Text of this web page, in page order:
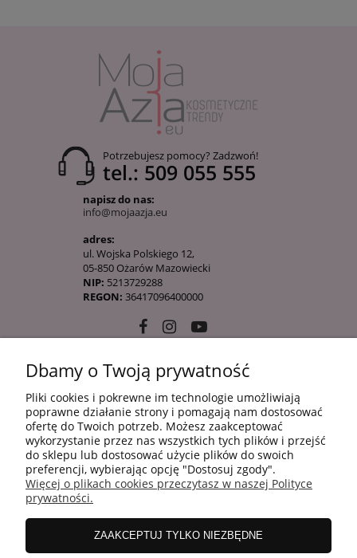
Potrzebujesz pomocy? Zadzwoń!
tel.: 509 055 555
napisz do nas:
info@mojaazja.eu
adres:
ul. Wojska Polskiego 12,
05-850 Ożarów Mazowiecki
NIP: 5213729288
REGON: 36417096400000
10 KROKÓW KOREAŃSKIEJ PIELĘGANCJI
INFORMACJE
ZAKUPY
MOJE KONTO
Dbamy o Twoją prywatność
Pliki cookies i pokrewne im technologie umożliwiają
poprawne działanie strony i pomagają nam dostosować
ofertę do Twoich potrzeb. Możesz zaakceptować
wykorzystanie przez nas wszystkich tych plików i przejść
do sklepu lub dostosować użycie plików do swoich
preferencji, wybierając opcję "Dostosuj zgody".
Więcej o plikach cookies przeczytasz w naszej Polityce
prywatności.
ZAAKCEPTUJ TYLKO NIEZBĘDNE